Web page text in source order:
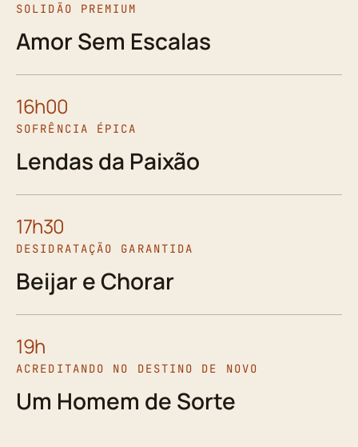
SOLIDÃO PREMIUM
Amor Sem Escalas
16h00
SOFRÊNCIA ÉPICA
Lendas da Paixão
17h30
DESIDRATAÇÃO GARANTIDA
Beijar e Chorar
19h
ACREDITANDO NO DESTINO DE NOVO
Um Homem de Sorte